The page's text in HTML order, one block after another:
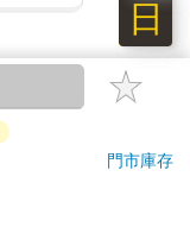
電話要求您前往
當！
門市庫存
日